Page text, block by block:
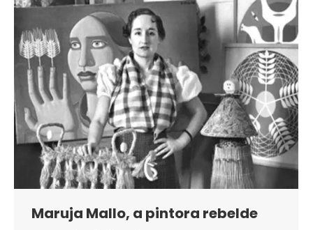
Maruja Mallo, a pintora rebelde